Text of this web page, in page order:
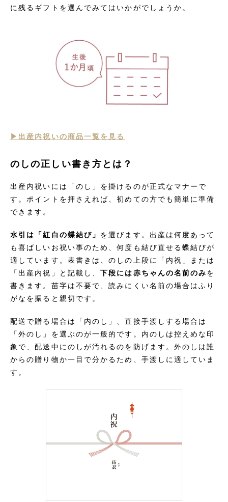
に残るギフトを選んでみてはいかがでしょうか。
▶︎出産内祝いの商品一覧を見る
のしの正しい書き方とは？
出産内祝いには「のし」を掛けるのが正式なマナーで
す。ポイントを押さえれば、初めての方でも簡単に準備
できます。
水引は「紅白の蝶結び」 を選びます。出産は何度あって
も喜ばしいお祝い事のため、何度も結び直せる蝶結びが
適しています。表書きは、のしの上段に「内祝」または
「出産内祝」と記載し、下段には赤ちゃんの名前のみを
書きます。苗字は不要で、読みにくい名前の場合はふり
がなを振ると親切です。
配送で贈る場合は「内のし」、直接手渡しする場合は
「外のし」を選ぶのが一般的です。内のしは控えめな印
象で、配送中にのしが汚れるのを防げます。外のしは誰
からの贈り物か一目で分かるため、手渡しに適していま
す。